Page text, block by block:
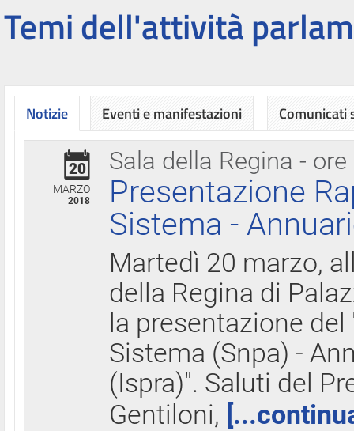
Temi dell'attività
Notizie
Sala della Regina - ore
20
MARZO
2018
Presentazione
Sistema -
Martedì 20 marzo,
della Regina di
la presentazione
Sistema (Snpa) -
(Ispra)". Saluti del
Gentiloni,
Eventi e manifestazioni Comunicati